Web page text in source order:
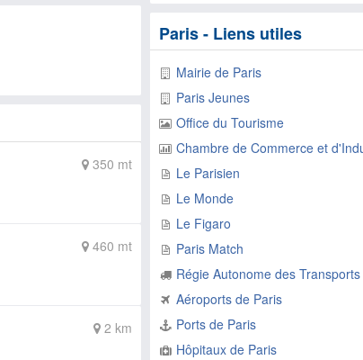
350 mt
460 mt
2 km
Paris - Liens utiles
Mairie de Paris
Paris Jeunes
Office du Tourisme
Chambre de Commerce et
Le Parisien
Le Monde
Le Figaro
Paris Match
Régie Autonome des
Aéroports de Paris
Ports de Paris
Hôpitaux de Paris